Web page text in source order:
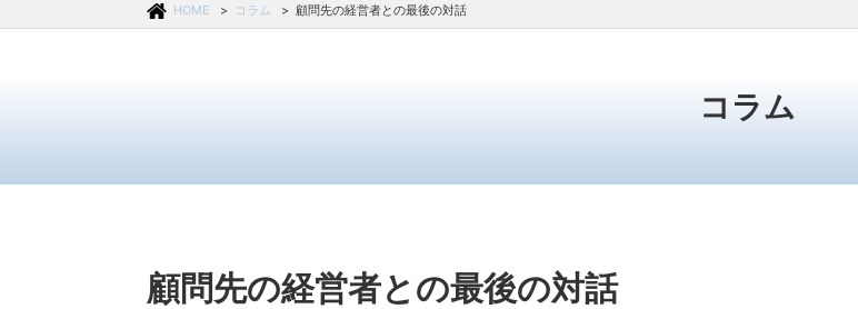
HOME コラム 顧問先の経営者との最後の対話
コラム
顧問先の経営者との最後の対話